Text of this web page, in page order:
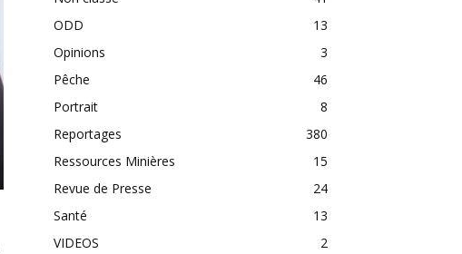
ODD
13
Opinions
3
Pêche
46
Portrait
8
Reportages
380
Ressources Minières
15
Revue de Presse
24
Santé
13
VIDEOS
2